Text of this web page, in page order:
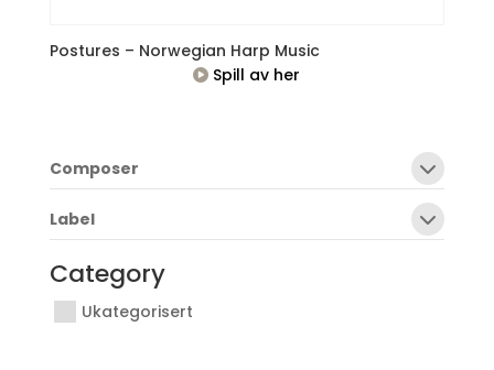
Postures – Norwegian Harp Music
Spill av her
Composer
Label
Category
Ukategorisert